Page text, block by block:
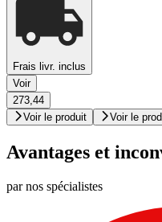
Frais livr. inclus
Voir
273,44
Voir le produit
Voir le
Avantages et
par nos spécialistes